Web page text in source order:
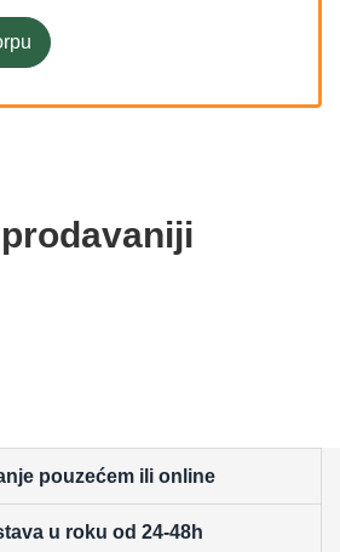
pouzećem ili online
u roku od 24-48h